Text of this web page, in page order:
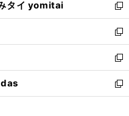
で
開
く
ド
ウ
で
開
く
ィ
ン
ド
ウ
で
開
く
い
ウ
ィ
ン
ド
ウ
で
開
タイ yomitai
新
し
い
ウ
ィ
ン
ド
ウ
新
し
い
ウ
ィ
ン
新
し
い
ウ
新
し